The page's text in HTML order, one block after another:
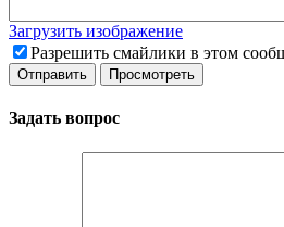
Загрузить изображение
Разрешить смайлики в этом
Задать вопрос